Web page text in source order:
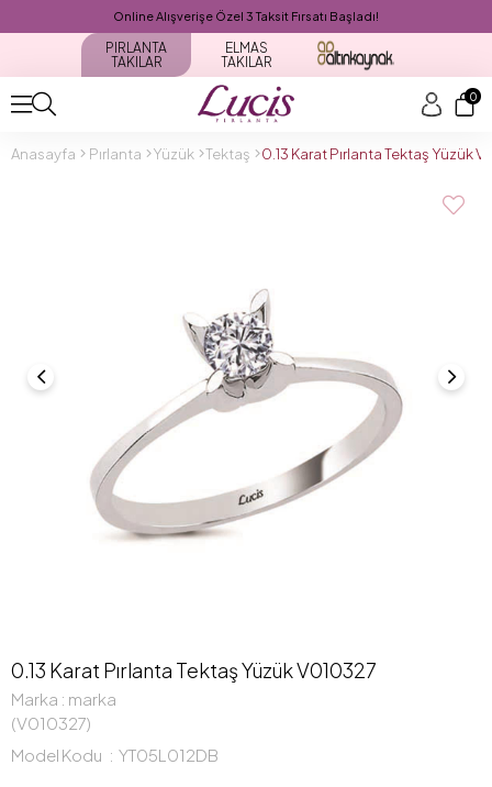
Online Alışverişe Özel 3 Taksit Fırsatı Başladı!
PIRLANTA
TAKILAR
ELMAS
TAKILAR
0
Anasayfa Pırlanta Yüzük Tektaş 0.13 Karat Pırlanta Tektaş Yüzük
0.13 Karat Pırlanta Tektaş Yüzük V010327
Marka : marka
(V010327)
Model Kodu
YT05L012DB